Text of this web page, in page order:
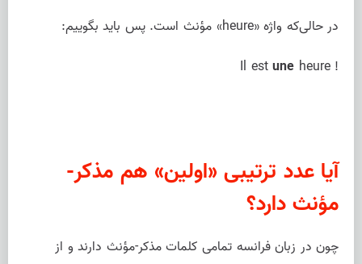
در حالی‌که واژه «heure» مؤنث است. پس باید بگوییم:
Il estune heure !
آیا عدد ترتیبی «اولین» هم مذکر-
مؤنث دارد؟
چون در زبان فرانسه تمامی کلمات مذکر-مؤنث دارند و از